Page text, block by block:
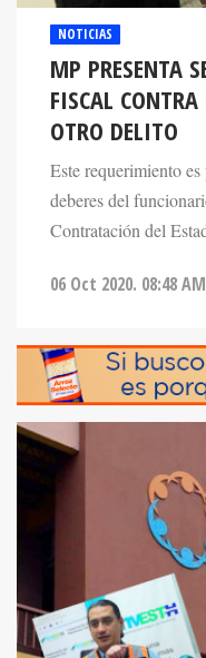
NOTICIAS
MP PRESENTA
FISCAL
OTRO DELITO
Este requerimiento
deberes del
Contratación del
06 Oct 2020. 08:48 AM